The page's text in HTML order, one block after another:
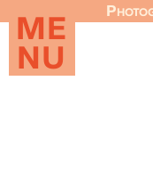
ME
NU